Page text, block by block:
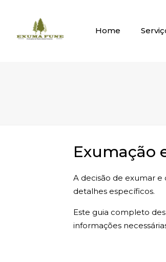
Home
Exumação
A decisão de exumar e
detalhes específicos.
Este guia completo
informações